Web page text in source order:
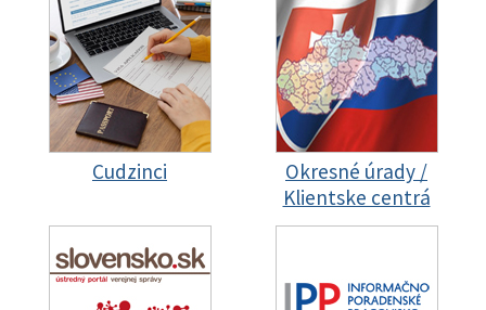
Cudzinci
Okresné úrady /
Klientske centrá